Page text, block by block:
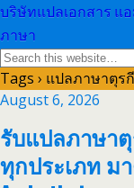
บริษัทแปลเอกสาร แ
ภาษา
Tags › แปลภาษาตุร
August 6, 2026
รับแปลภาษา
ทุกประเภท ม